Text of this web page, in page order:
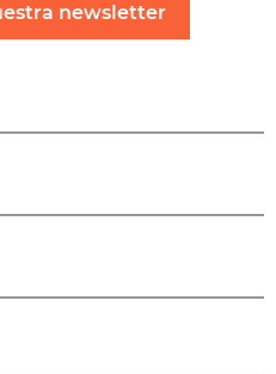
newsletter